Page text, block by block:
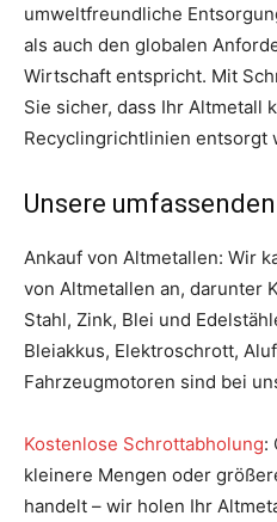
umweltfreundliche
als auch den globalen
Wirtschaft entspricht. Mit
Sie sicher, dass Ihr Altmetall
Recyclingrichtlinien entsorgt
Unsere
Ankauf von Altmetallen: Wir
von Altmetallen an, darunter
Stahl, Zink, Blei und
Bleiakkus, Elektroschrott,
Fahrzeugmotoren sind bei
Kostenlose Schrottabholung:
kleinere Mengen oder
handelt – wir holen Ihr